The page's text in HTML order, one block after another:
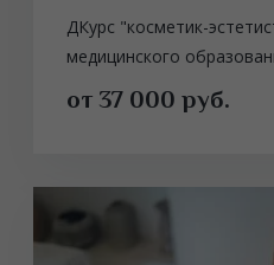
ДКурс "косметик-
медицинского
от 37 000 руб.